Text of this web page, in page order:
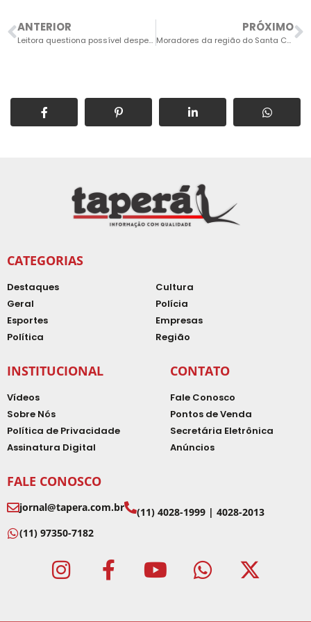
ANTERIOR
Leitora questiona possível despejo irregular de remédios na Rua Nilo Peçanha
PRÓXIMO
Moradores da região do Santa Cruz são atendidos com caminhões-pipa no final de semana
CATEGORIAS
Destaques
Geral
Esportes
Política
Cultura
Polícia
Empresas
Região
INSTITUCIONAL
Vídeos
Sobre Nós
Política de Privacidade
Assinatura Digital
CONTATO
Fale Conosco
Pontos de Venda
Secretária Eletrônica
Anúncios
FALE CONOSCO
jornal@tapera.com.br
(11) 4028-1999 | 4028-2013
(11) 97350-7182